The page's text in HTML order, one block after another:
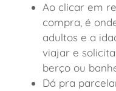
Ao clicar em
compra, é
adultos e a
viajar e
berço ou
Dá pra